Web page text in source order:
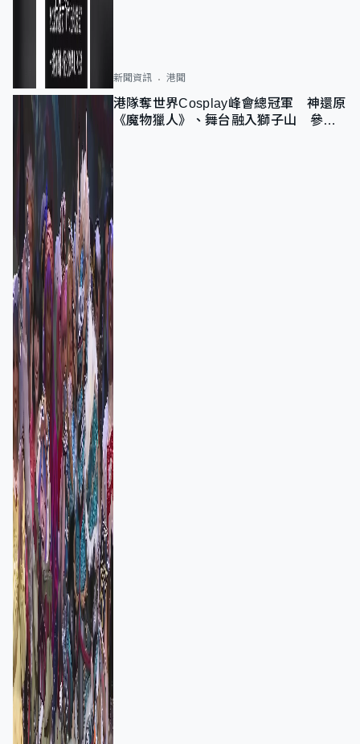
新聞資訊 港聞
港隊奪世界Cosplay峰會總冠軍 神還原
《魔物獵人》、舞台融入獅子山 參賽